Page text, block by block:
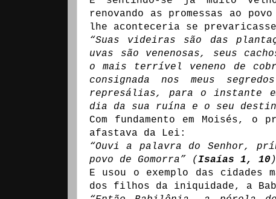
renovando as promessas ao
lhe aconteceria se
“Suas videiras são das
uvas são venenosas, seus
o mais terrível veneno de
consignada nos meus
represálias, para o instante
dia da sua ruína e o seu
Com fundamento em Moisés,
afastava da Lei:
“Ouvi a palavra do Senhor,
povo de Gomorra” (Isaías 1, 10)
E usou o exemplo das
dos filhos da iniquidade, a